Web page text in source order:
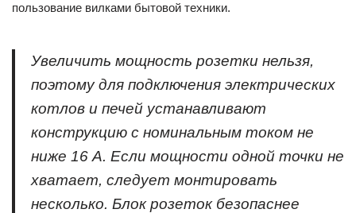
пользование вилками бытовой техники.
Увеличить мощность розетки нельзя,
поэтому для подключения электрических
котлов и печей устанавливают
конструкцию с номинальным током не
ниже 16 А. Если мощности одной точки не
хватает, следует монтировать
несколько. Блок розеток безопаснее